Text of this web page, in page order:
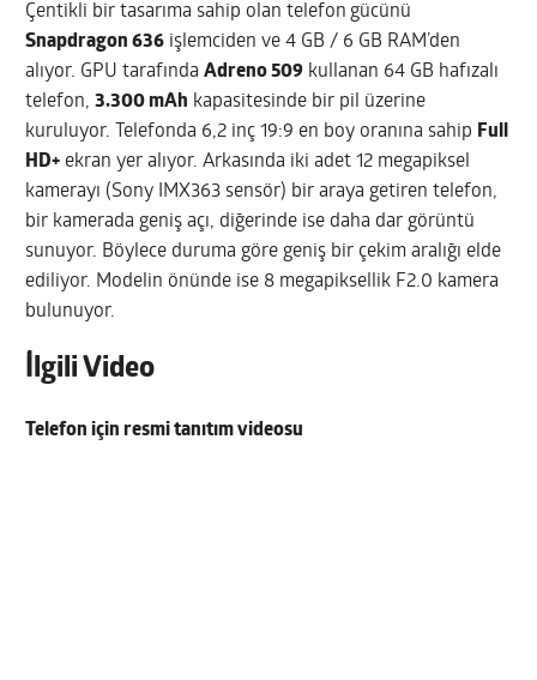
Çentikli bir tasarıma sahip olan telefon gücünü
Snapdragon 636 işlemciden ve 4 GB / 6 GB RAM’den
alıyor. GPU tarafındaAdreno 509 kullanan 64 GB hafızalı
telefon,3.300 mAh kapasitesinde bir pil üzerine
kuruluyor. Telefonda 6,2 inç 19:9 en boy oranına sahip Full
HD+ ekran yer alıyor. Arkasında iki adet 12 megapiksel
kamerayı (Sony IMX363 sensör) bir araya getiren telefon,
bir kamerada geniş açı, diğerinde ise daha dar görüntü
sunuyor. Böylece duruma göre geniş bir çekim aralığı elde
ediliyor. Modelin önünde ise 8 megapiksellik F2.0 kamera
bulunuyor.
İlgili Video
Telefon için resmi tanıtım videosu